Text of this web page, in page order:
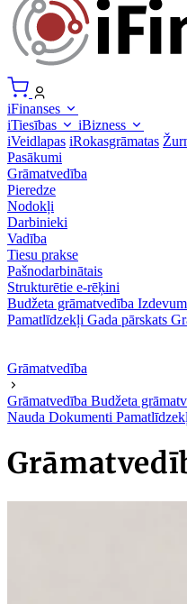
iFinanses
iTiesības
iBizness
iVeidlapas iRokasgrāmatas
Pasākumi
Grāmatvedība
Pieredze
Nodokļi
Darbinieki
Vadība
Tiesu prakse
Pašnodarbinātais
Strukturētie e-rēķini
Budžeta grāmatvedība
Pamatlīdzekļi Gada pārskats
Grāmatvedība
Grāmatvedība Budžeta
Nauda Dokumenti